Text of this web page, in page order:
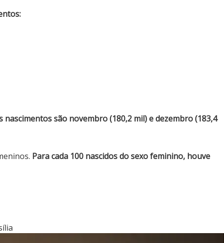
nascimentos são novembro (180,2 mil) e dezembro (183,4
Para cada 100 nascidos do sexo feminino, houve